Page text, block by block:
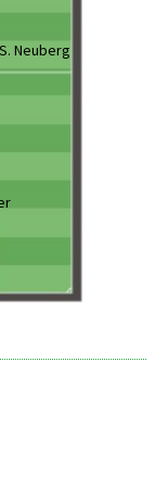
S. Neuberg